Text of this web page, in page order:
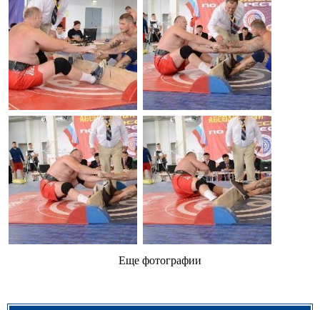
Еще фотографии